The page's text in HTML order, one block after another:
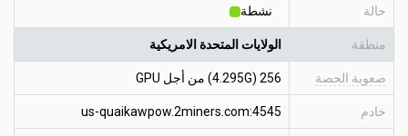
حالة نشطة
منطقة الولايات المتحدة الامريكية
صعوبة الحصة 256 (4.295G) من أجل GPU
خادم us-quaikawpow.2miners.com:4545